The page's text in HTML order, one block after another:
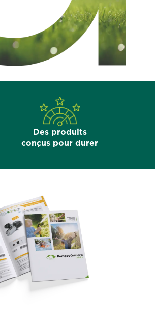
Des produits
conçus pour durer